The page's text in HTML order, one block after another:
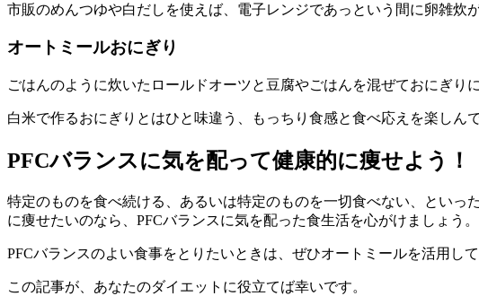
市販のめんつゆや白だしを使えば、電子レンジであっという間に卵雑炊
オートミールおにぎり
ごはんのように炊いたロールドオーツと豆腐やごはんを混ぜておにぎ
白米で作るおにぎりとはひと味違う、もっちり食感と食べ応えを楽しん
PFCバランスに気を配って健康的に痩せよう！
特定のものを食べ続ける、あるいは特定のものを一切食べない、とい
に痩せたいのなら、PFCバランスに気を配った食生活を心がけましょう。
PFCバランスのよい食事をとりたいときは、ぜひオートミールを活用して
この記事が、あなたのダイエットに役立てば幸いです。